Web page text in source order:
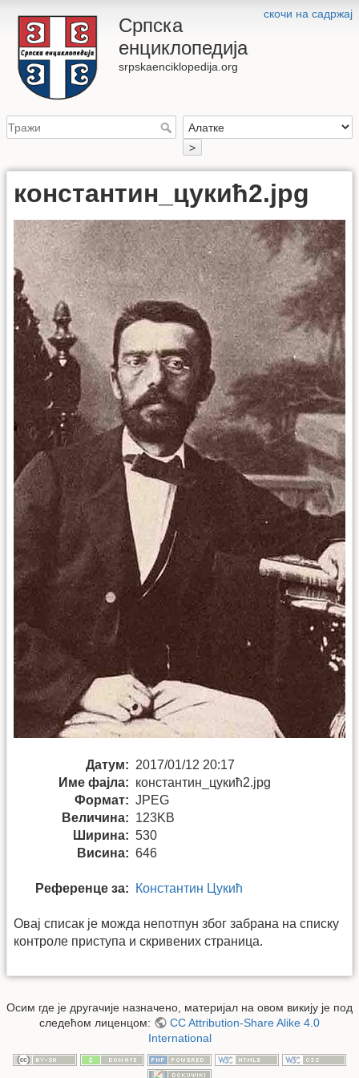
скочи на садржај
Српска
енциклопедија
srpskaenciklopedija.org
>
константин_цукић2.jpg
Датум: 2017/01/12 20:17
Име фајла: константин_цукић2.jpg
Формат: JPEG
Величина: 123KB
Ширина: 530
Висина: 646
Референце за: Константин Цукић
Овај списак је можда непотпун због забрана на списку
контроле приступа и скривених страница.
Осим где је другачије назначено, материјал на овом викију је под
следећом лиценцом:
CC Attribution-Share Alike 4.0
International